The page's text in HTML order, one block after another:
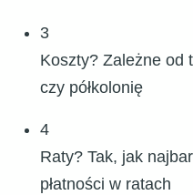
3
Koszty? Zależne od
czy półkolonię
4
Raty? Tak, jak
płatności w ratach